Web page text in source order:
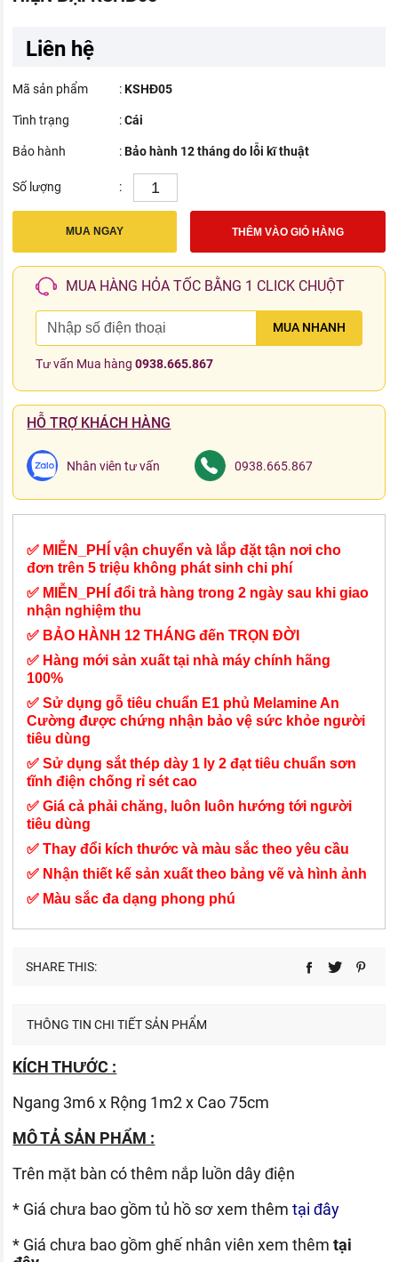
Liên hệ
Mã sản phẩm :KSHĐ05
Tình trạng :Cái
Bảo hành :Bảo hành 12 tháng do lỗi kĩ thuật
Số lượng :
MUA NGAY THÊM VÀO GIỎ HÀNG
MUA HÀNG HỎA TỐC BẰNG 1 CLICK CHUỘT
MUA NHANH
Tư vấn Mua hàng0938.665.867
HỖ TRỢ KHÁCH HÀNG
Nhân viên tư vấn 0938.665.867
✅ MIỄN_PHÍ vận chuyển và lắp đặt tận nơi cho
đơn trên 5 triệu không phát sinh chi phí
✅ MIỄN_PHÍ đổi trả hàng trong 2 ngày sau khi giao
nhận nghiệm thu
✅ BẢO HÀNH 12 THÁNG đến TRỌN ĐỜI
✅ Hàng mới sản xuất tại nhà máy chính hãng
100%
✅ Sử dụng gỗ tiêu chuẩn E1 phủ Melamine An
Cường được chứng nhận bảo vệ sức khỏe người
tiêu dùng
✅ Sử dụng sắt thép dày 1 ly 2 đạt tiêu chuẩn sơn
tĩnh điện chống rỉ sét cao
✅ Giá cả phải chăng, luôn luôn hướng tới người
tiêu dùng
✅ Thay đổi kích thước và màu sắc theo yêu cầu
✅ Nhận thiết kế sản xuất theo bảng vẽ và hình ảnh
✅ Màu sắc đa dạng phong phú
SHARE THIS:
THÔNG TIN CHI TIẾT SẢN PHẨM
KÍCH THƯỚC :
Ngang 3m6 x Rộng 1m2 x Cao 75cm
MÔ TẢ SẢN PHẨM :
Trên mặt bàn có thêm nắp luồn dây điện
* Giá chưa bao gồm tủ hồ sơ xem thêmtại đây
* Giá chưa bao gồm ghế nhân viên xem thêmtại